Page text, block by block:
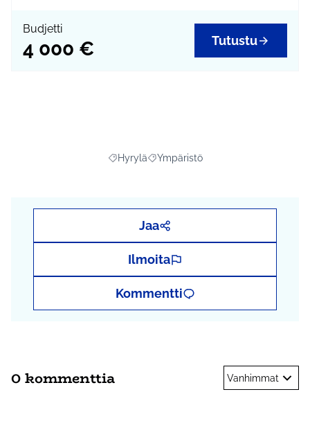
Budjetti
4 000 € Tutustu
Rajaa tulokset aihepiirin mukaan: Hyrylä
HyryläRajaa tulokset teeman mukaan:
Ympäristö
Jaa
Ilmoita
Kommentti
0 kommenttia Vanhimmat